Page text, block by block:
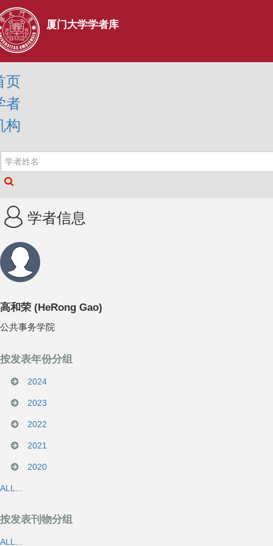
厦门大学学者库
页
者
构
学者信息
高和荣 (HeRong Gao)
公共事务学院
按发表年份分组
2024
2023
2022
2021
2020
ALL...
按发表刊物分组
ALL...